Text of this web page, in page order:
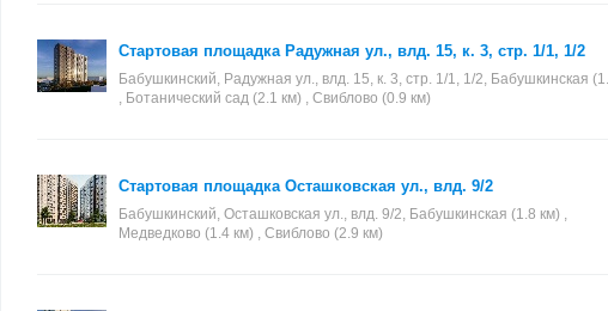
Стартовая площадка Радужная ул., влд. 15, к. 3, стр. 1/1, 1/2
Бабушкинский, Радужная ул., влд. 15, к. 3, стр. 1/1, 1/2, Бабушкинская
, Ботанический сад (2.1 км) , Свиблово (0.9 км)
Стартовая площадка Осташковская ул., влд. 9/2
Бабушкинский, Осташковская ул., влд. 9/2, Бабушкинская (1.8 км) ,
Медведково (1.4 км) , Свиблово (2.9 км)